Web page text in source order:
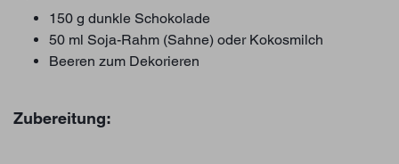
150 g dunkle Schokolade
50 ml Soja-Rahm (Sahne) oder Kokosmilch
Beeren zum Dekorieren
Zubereitung: